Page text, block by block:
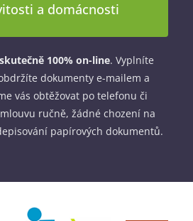
a domácnosti
100% on-line. Vyplníte
dokumenty e-mailem a
vás obtěžovat po telefonu či
ručně, žádné chození na
papírových dokumentů.